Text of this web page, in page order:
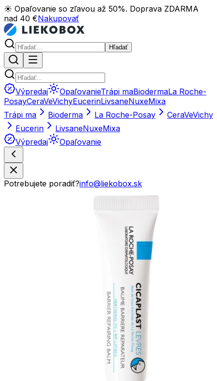
☀️ Opaľovanie so zľavou až 50%. Doprava ZDARMA
nad 40 €Nakupovať
Hľadať
Výpredaj OpaľovanieTrápi maBiodermaLa Roche-
PosayCeraVeVichyEucerinLivsaneNuxeMixa
Trápi ma
Bioderma La Roche-Posay CeraVeVichy
Eucerin
LivsaneNuxeMixa
Výpredaj
Opaľovanie
Potrebujete poradiť?info@liekobox.sk